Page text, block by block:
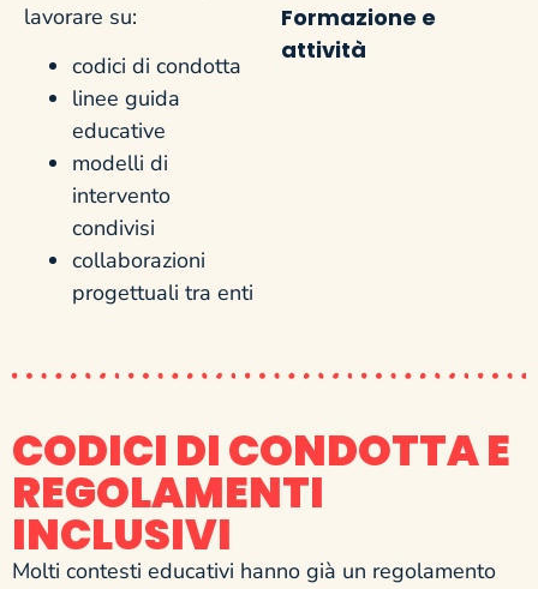
lavorare su:
codici di condotta
linee guida
educative
modelli di
intervento
condivisi
collaborazioni
progettuali tra enti
Formazione e
attività
CODICI DI CONDOTTA E
REGOLAMENTI
INCLUSIVI
Molti contesti educativi hanno già un regolamento